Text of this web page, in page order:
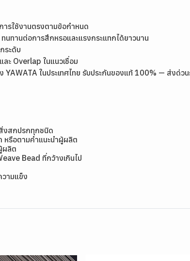
รใช้งานตรงตามข้อกำหนด
ทานต่อการสึกหรอและแรงกระแทกได้ยาวนาน
ระดับ
ะ Overlap ในแนวเชื่อม
YAWATA ในประเทศไทย รับประกันของแท้ 100% — ส่งด่ว
งสกปรกทุกชนิด
รือตามคำแนะนำผู้ผลิต
ผลิต
Bead ที่กว้างเกินไป
วามแข็ง